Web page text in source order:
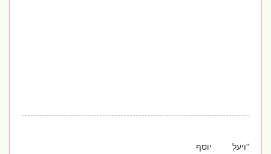
"ויעל יוסף